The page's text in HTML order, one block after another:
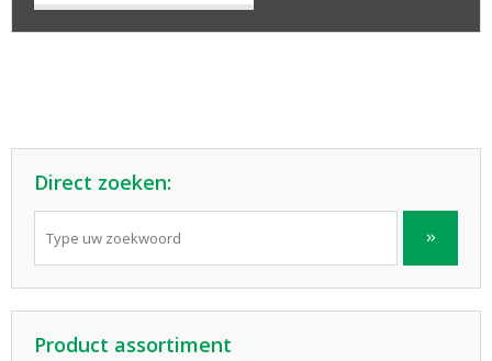
Direct zoeken:
Product assortiment